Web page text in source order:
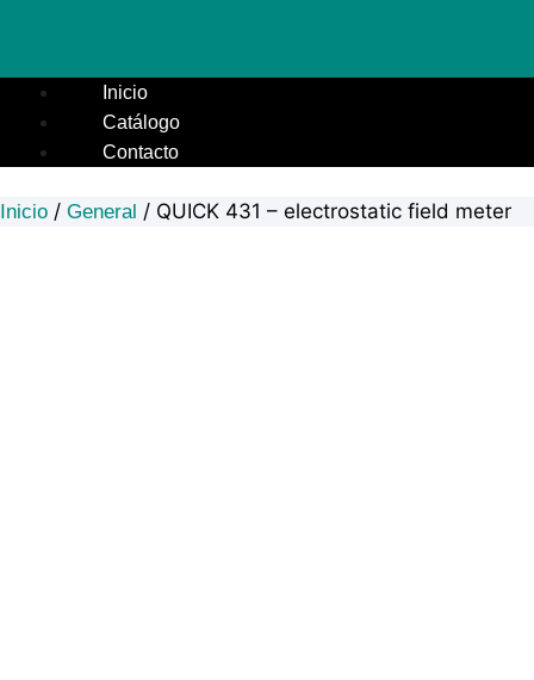
Inicio
Catálogo
Contacto
Inicio / General / QUICK 431 – electrostatic field meter